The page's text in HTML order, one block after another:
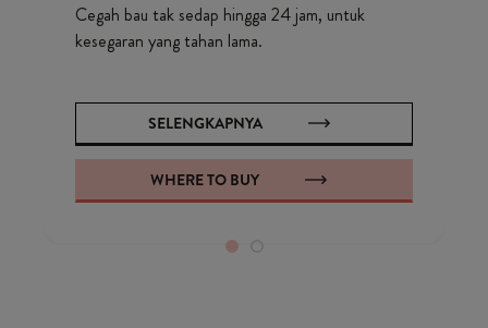
Cegah bau tak sedap hingga 24 jam, untuk
kesegaran yang tahan lama.
SELENGKAPNYA
WHERE TO BUY